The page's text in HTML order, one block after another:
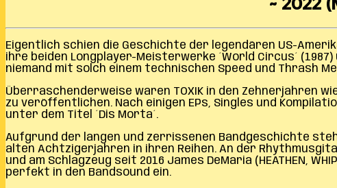
Eigentlich schien die Geschichte der legendären US-
ihre beiden Longplayer-Meisterwerke ´World Circus´
niemand mit solch einem technischen Speed und Thrash
Überraschenderweise waren TOXIK in den Zehnerjahren
zu veröffentlichen. Nach einigen EPs, Singles und
unter dem Titel ´Dis Morta´.
Aufgrund der langen und zerrissenen Bandgeschichte
alten Achtzigerjahren in ihren Reihen. An der
und am Schlagzeug seit 2016 James DeMaria (HEATHEN,
perfekt in den Bandsound ein.